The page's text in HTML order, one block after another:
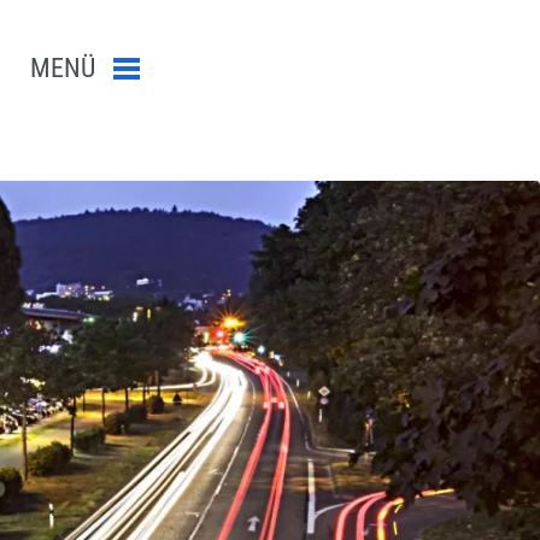
abschicken
MENÜ Menü schließen